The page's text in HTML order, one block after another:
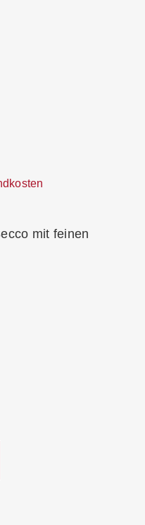
mit feinen